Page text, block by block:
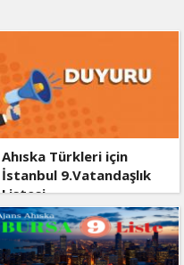
Ahıska Türkleri için
İstanbul 9.Vatandaşlık
Listesi